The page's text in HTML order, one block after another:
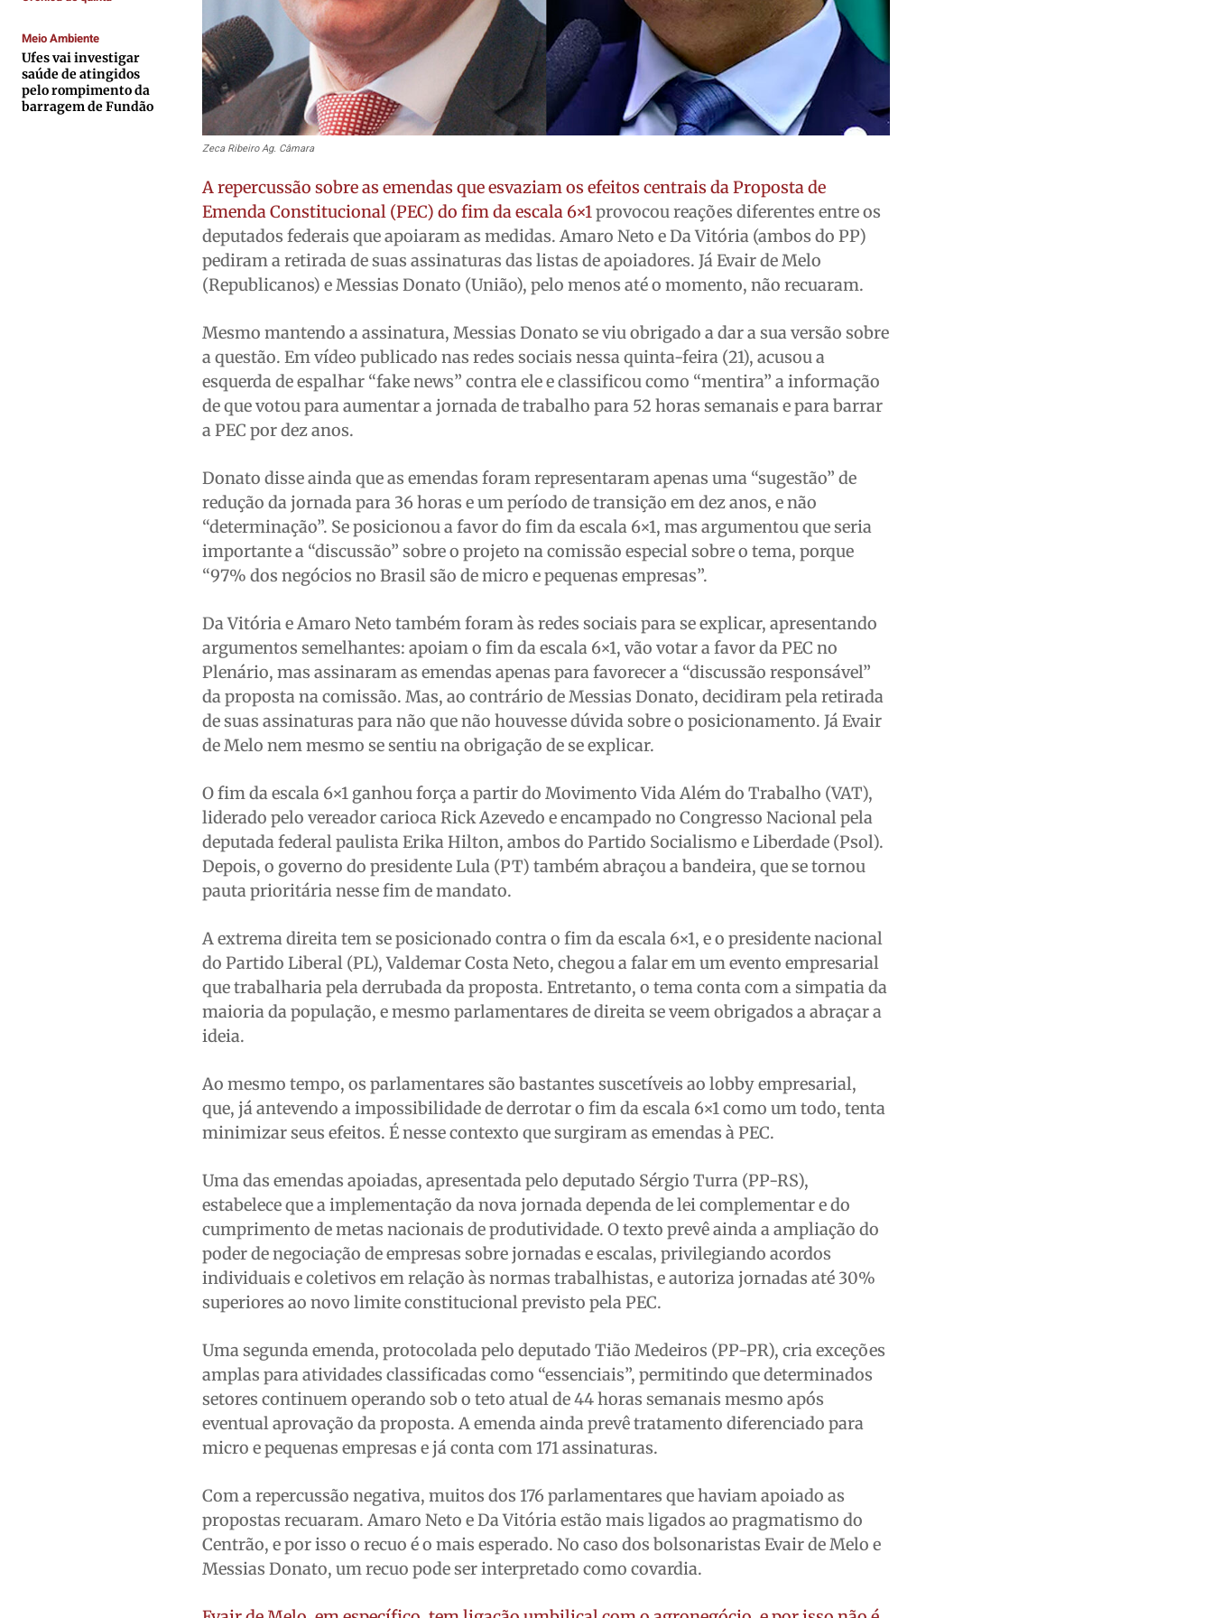
Anuncie
Termos de Uso
Anuncie
Termos de Uso
Anuncie
Termos de Uso
Anuncie
Termos de Uso
Meio Ambiente
Ufes vai investigar
saúde de atingidos
pelo rompimento da
barragem de Fundão
Zeca Ribeiro Ag. Câmara
A repercussão sobre as emendas que esvaziam os efeitos centrais da Proposta de
Emenda Constitucional (PEC) do fim da escala 6×1provocou reações diferentes entre os
deputados federais que apoiaram as medidas. Amaro Neto e Da Vitória (ambos do PP)
pediram a retirada de suas assinaturas das listas de apoiadores. Já Evair de Melo
(Republicanos) e Messias Donato (União), pelo menos até o momento, não recuaram.
Mesmo mantendo a assinatura, Messias Donato se viu obrigado a dar a sua versão sobre
a questão. Em vídeo publicado nas redes sociais nessa quinta-feira (21), acusou a
esquerda de espalhar “fake news” contra ele e classificou como “mentira” a informação
de que votou para aumentar a jornada de trabalho para 52 horas semanais e para barrar
a PEC por dez anos.
Donato disse ainda que as emendas foram representaram apenas uma “sugestão” de
redução da jornada para 36 horas e um período de transição em dez anos, e não
“determinação”. Se posicionou a favor do fim da escala 6×1, mas argumentou que seria
importante a “discussão” sobre o projeto na comissão especial sobre o tema, porque
“97% dos negócios no Brasil são de micro e pequenas empresas”.
Da Vitória e Amaro Neto também foram às redes sociais para se explicar, apresentando
argumentos semelhantes: apoiam o fim da escala 6×1, vão votar a favor da PEC no
Plenário, mas assinaram as emendas apenas para favorecer a “discussão responsável”
da proposta na comissão. Mas, ao contrário de Messias Donato, decidiram pela retirada
de suas assinaturas para não que não houvesse dúvida sobre o posicionamento. Já Evair
de Melo nem mesmo se sentiu na obrigação de se explicar.
O fim da escala 6×1 ganhou força a partir do Movimento Vida Além do Trabalho (VAT),
liderado pelo vereador carioca Rick Azevedo e encampado no Congresso Nacional pela
deputada federal paulista Erika Hilton, ambos do Partido Socialismo e Liberdade (Psol).
Depois, o governo do presidente Lula (PT) também abraçou a bandeira, que se tornou
pauta prioritária nesse fim de mandato.
A extrema direita tem se posicionado contra o fim da escala 6×1, e o presidente nacional
do Partido Liberal (PL), Valdemar Costa Neto, chegou a falar em um evento empresarial
que trabalharia pela derrubada da proposta. Entretanto, o tema conta com a simpatia da
maioria da população, e mesmo parlamentares de direita se veem obrigados a abraçar a
ideia.
Ao mesmo tempo, os parlamentares são bastantes suscetíveis ao lobby empresarial,
que, já antevendo a impossibilidade de derrotar o fim da escala 6×1 como um todo, tenta
minimizar seus efeitos. É nesse contexto que surgiram as emendas à PEC.
Uma das emendas apoiadas, apresentada pelo deputado Sérgio Turra (PP-RS),
estabelece que a implementação da nova jornada dependa de lei complementar e do
cumprimento de metas nacionais de produtividade. O texto prevê ainda a ampliação do
poder de negociação de empresas sobre jornadas e escalas, privilegiando acordos
individuais e coletivos em relação às normas trabalhistas, e autoriza jornadas até 30%
superiores ao novo limite constitucional previsto pela PEC.
Uma segunda emenda, protocolada pelo deputado Tião Medeiros (PP-PR), cria exceções
amplas para atividades classificadas como “essenciais”, permitindo que determinados
setores continuem operando sob o teto atual de 44 horas semanais mesmo após
eventual aprovação da proposta. A emenda ainda prevê tratamento diferenciado para
micro e pequenas empresas e já conta com 171 assinaturas.
Com a repercussão negativa, muitos dos 176 parlamentares que haviam apoiado as
propostas recuaram. Amaro Neto e Da Vitória estão mais ligados ao pragmatismo do
Centrão, e por isso o recuo é o mais esperado. No caso dos bolsonaristas Evair de Melo e
Messias Donato, um recuo pode ser interpretado como covardia.